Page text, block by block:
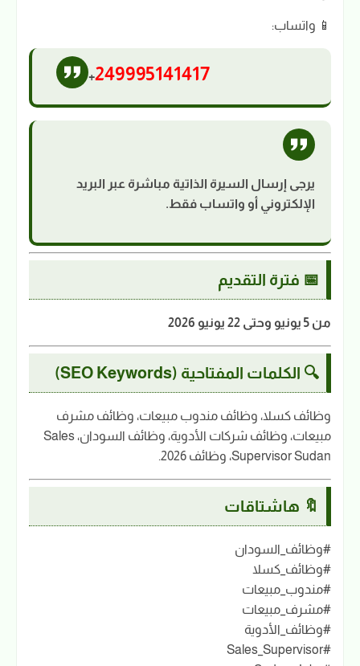
📱 واتساب:
+249995141417
يرجى إرسال السيرة الذاتية مباشرة عبر البريد
الإلكتروني أو واتساب فقط.
📅 فترة التقديم
من 5 يونيو وحتى 22 يونيو 2026
🔍 الكلمات المفتاحية (SEO Keywords)
وظائف كسلا، وظائف مندوب مبيعات، وظائف مشرف
مبيعات، وظائف شركات الأدوية، وظائف السودان، Sales
Supervisor Sudan، وظائف 2026.
🔖 هاشتاقات
#وظائف_السودان
#وظائف_كسلا
#مندوب_مبيعات
#مشرف_مبيعات
#وظائف_الأدوية
#Sales_Supervisor